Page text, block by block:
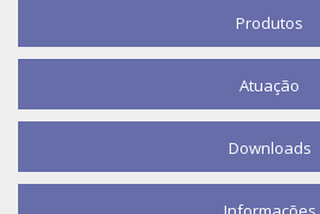
Produtos
Atuação
Downloads